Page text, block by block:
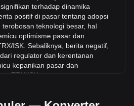
tukar TRON (TRX) telah naik
bulan terakhir, nilai tukar TRON
0.61% terhadap Króna Islandia
terhadap dinamika
positif di pasar tentang adopsi
teknologi besar, hal
optimisme pasar dan
ISK. Sebaliknya, berita negatif,
regulator dan kerentanan
kepanikan pasar dan
TRX/ISK.
memiliki dampak langsung pada